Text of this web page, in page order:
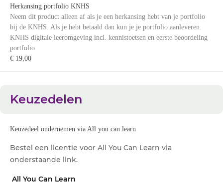
Herkansing portfolio KNHS
Neem dit product alleen af als je een herkansing hebt van je portfolio
bij de KNHS. Als je hebt betaald dan kun je je portfolio aanleveren.
KNHS digitale leeromgeving incl. kennistoetsen en eerste beoordeling
portfolio
€ 19,00
Keuzedelen
Keuzedeel ondernemen via All you can learn
Bestel een licentie voor All You Can Learn via
onderstaande link.
All You Can Learn